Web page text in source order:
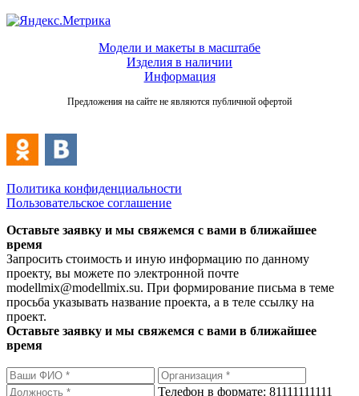
Модели и макеты в масштабе
Изделия в наличии
Информация
Предложения на сайте не являются публичной офертой
Политика конфиденциальности
Пользовательское соглашение
Оставьте заявку и мы свяжемся с вами в ближайшее
время
Запросить стоимость и иную информацию по данному
проекту, вы можете по электронной почте
modellmix@modellmix.su. При формирование письма в теме
просьба указывать название проекта, а в теле ссылку на
проект.
Оставьте заявку и мы свяжемся с вами в ближайшее
время
Телефон в формате: 81111111111